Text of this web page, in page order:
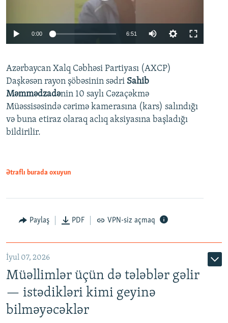
Auto 240p 360p
720p 1080p
0:00 6:51
360p
720p
1080p
Azərbaycan Xalq Cəbhəsi Partiyası (AXCP)
Daşkəsən rayon şöbəsinin sədri Sahib
Məmmədzadənin 10 saylı Cəzaçəkmə
Müəssisəsində cərimə kamerasına (kars) salındığı
və buna etiraz olaraq aclıq aksiyasına başladığı
bildirilir.
Ətraflı burada oxuyun
Paylaş PDF VPN-siz açmaq
İyul 07, 2026
Müəllimlər üçün də tələblər gəlir
— istədikləri kimi geyinə
bilməyəcəklər